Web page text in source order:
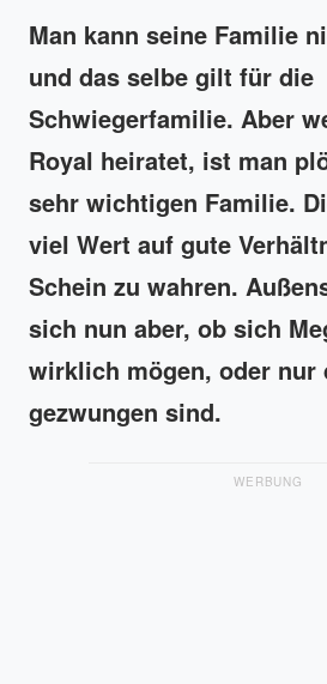
Man kann seine Familie
und das selbe gilt für die
Schwiegerfamilie. Aber
Royal heiratet, ist man
sehr wichtigen Familie.
viel Wert auf gute
Schein zu wahren.
sich nun aber, ob sich
wirklich mögen, oder nur
gezwungen sind.
WERBUNG